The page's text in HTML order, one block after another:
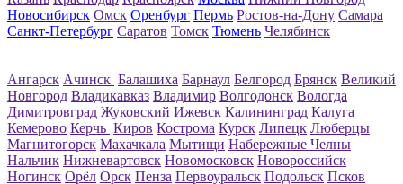
Новосибирск Омск Оренбург Пермь Ростов-на-Дону Самара
Санкт-Петербург Саратов Томск Тюмень Челябинск
Ангарск Ачинск Балашиха Барнаул Белгород Брянск Великий
Новгород Владикавказ Владимир Волгодонск Вологда
Димитровград Жуковский Ижевск Калининград Калуга
Кемерово Керчь Киров Кострома Курск Липецк Люберцы
Магнитогорск Махачкала Мытищи Набережные Челны
Нальчик Нижневартовск Новомосковск Новороссийск
Ногинск Орёл Орск Пенза Первоуральск Подольск Псков